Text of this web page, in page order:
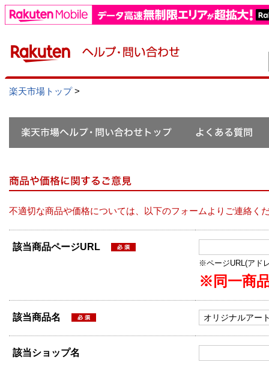
楽天市場トップ>
不適切な商品や価格については、以下のフォームよりご連絡く
該当商品ページURL
※ページURL(アド
※同一商
該当商品名
該当ショップ名